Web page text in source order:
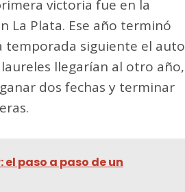
victoria fue en la
La Plata. Ese año terminó
temporada siguiente el auto
llegarían al otro año,
dos fechas y terminar
paso a paso de un